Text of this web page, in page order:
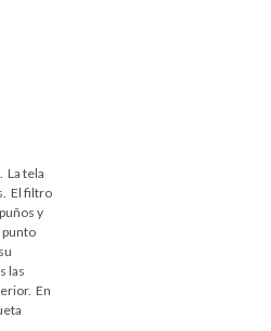
La tela
El filtro
y
punto
las
En